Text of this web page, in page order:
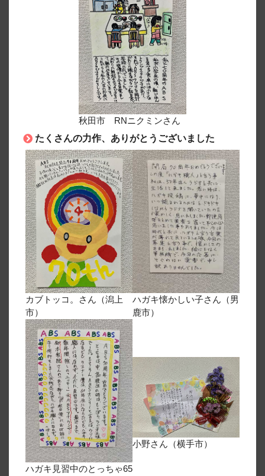
秋田市 RNニクミンさん
たくさんの力作、ありがとうございました
カブトッコ。さん（潟上
市）
ハガキ懐かしい子さん（男
鹿市）
ハガキ見習中のとっちゃ65
小野さん（横手市）